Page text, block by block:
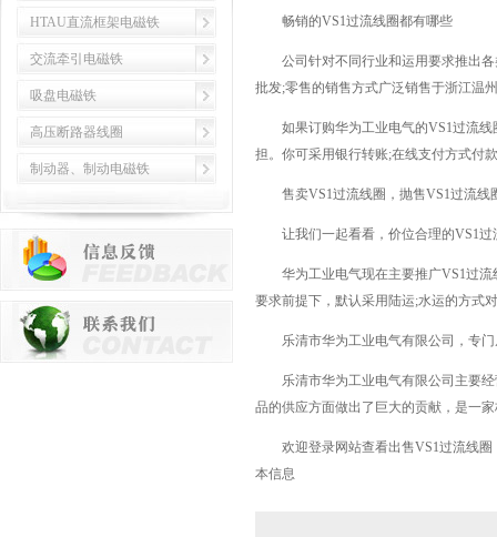
HTAU直流框架电磁铁
交流牵引电磁铁
吸盘电磁铁
高压断路器线圈
制动器、制动电磁铁
畅销的VS1过流线圈都有哪些
公司针对不同行业和运用要求推出各
批发;零售的销售方式广泛销售于浙江温
如果订购华为工业电气的VS1过流线
担。你可采用银行转账;在线支付方式付
售卖VS1过流线圈，抛售VS1过流线
让我们一起看看，价位合理的VS1过
华为工业电气现在主要推广VS1过流
要求前提下，默认采用陆运;水运的方式
乐清市华为工业电气有限公司，专门
乐清市华为工业电气有限公司主要经
品的供应方面做出了巨大的贡献，是一
欢迎登录网站查看出售VS1过流线圈
本信息